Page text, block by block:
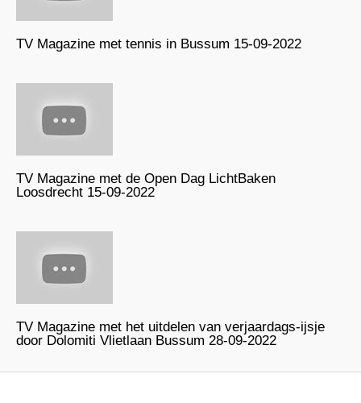
TV Magazine met tennis in Bussum 15-09-2022
TV Magazine met de Open Dag LichtBaken
Loosdrecht 15-09-2022
TV Magazine met het uitdelen van verjaardags-ijsje
door Dolomiti Vlietlaan Bussum 28-09-2022